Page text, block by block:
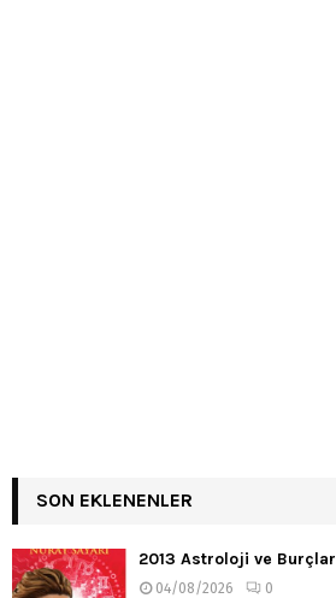
SON EKLENENLER
2013 Astroloji ve Burçlar
04/08/2026 0